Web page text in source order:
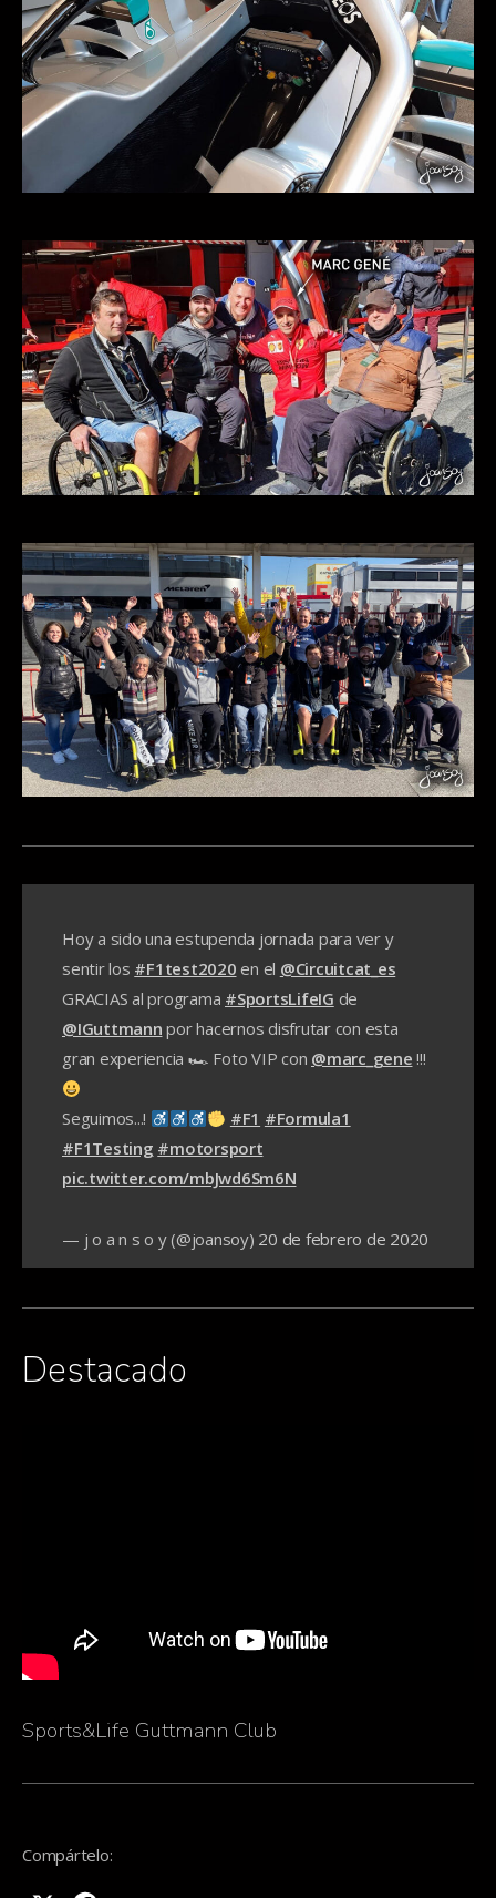
Hoy a sido una estupenda jornada para ver y
sentir los #F1test2020 en el @Circuitcat_es
GRACIAS al programa #SportsLifeIG de
@IGuttmann por hacernos disfrutar con esta
gran experiencia 🏎 Foto VIP con @marc_gene !!!
Seguimos...! #F1 #Formula1
#F1Testing #motorsport
pic.twitter.com/mbJwd6Sm6N
— j o a n s o y (@joansoy) 20 de febrero de 2020
Destacado
Sports&Life Guttmann Club
Compártelo: